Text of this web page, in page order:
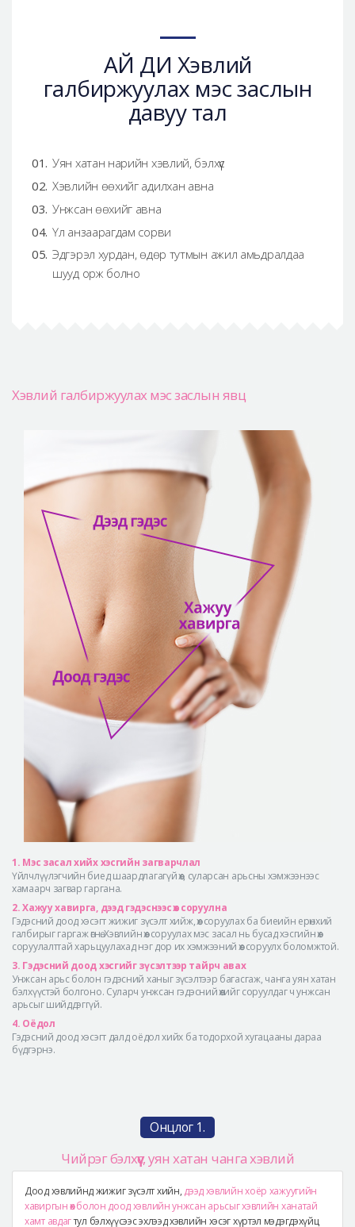
АЙ ДИ Хэвлий
галбиржуулах мэс заслын
давуу тал
Уян хатан нарийн хэвлий, бэлхүүс
Хэвлийн өөхийг адилхан авна
Унжсан өөхийг авна
Үл анзаарагдам сорви
Эдгэрэл хурдан, өдөр тутмын ажил амьдралдаа
шууд орж болно
Хэвлий галбиржуулах мэс заслын явц
1. Мэс засал хийх хэсгийн загварчлал
Үйлчлүүлэгчийн биед шаардлагагүй өөх, суларсан арьсны хэмжээнээс
хамаарч загвар гаргана.
2. Хажуу хавирга, дээд гэдэснээс өөх соруулна
Гэдэсний доод хэсэгт жижиг зүсэлт хийж, өөх соруулах ба биеийн ерөнхий
галбирыг гаргаж өгнө. Хэвлийн өөх соруулах мэс засал нь бусад хэсгийн өөх
соруулалттай харьцуулахад нэг дор их хэмжээний өөх соруулх боломжтой.
3. Гэдэсний доод хэсгийг зүсэлтээр тайрч авах
Унжсан арьс болон гэдэсний ханыг зүсэлтээр багасгаж, чанга уян хатан
бэлхүүстэй болгоно. Суларч унжсан гэдэсний өөхийг соруулдаг ч унжсан
арьсыг шийддэггүй.
4. Оёдол
Гэдэсний доод хэсэгт далд оёдол хийх ба тодорхой хугацааны дараа
бүдгэрнэ.
Онцлог 1.
Чийрэг бэлхүүс, уян хатан чанга хэвлий
Доод хэвлийнд жижиг зүсэлт хийн, дээд хэвлийн хоёр хажуугийн
хавиргын өөх болон доод хэвлийн унжсан арьсыг хэвлийн ханатай
хамт авдагтул бэлхүүсээс эхлээд хэвлийн хэсэг хүртэл мэдэгдэхүйц